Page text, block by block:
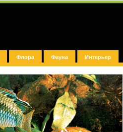
Флора Фауна Интерьер